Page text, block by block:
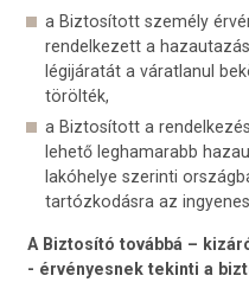
a Biztosított személy
rendelkezett a
légijáratát a váratlanul
törölték,
a Biztosított a
lehető leghamarabb
lakóhelye szerinti
tartózkodásra az
A Biztosító továbbá –
- érvényesnek tekinti a